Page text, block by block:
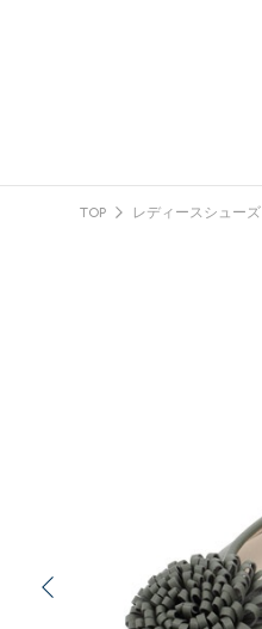
TOP レディースシューズ